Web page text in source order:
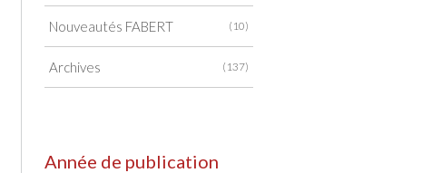
(10)
Nouveautés FABERT
(137)
Archives
Année de publication